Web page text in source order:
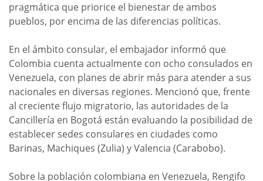
pragmática que priorice el bienestar de ambos
pueblos, por encima de las diferencias políticas.
En el ámbito consular, el embajador informó que
Colombia cuenta actualmente con ocho consulados en
Venezuela, con planes de abrir más para atender a sus
nacionales en diversas regiones. Mencionó que, frente
al creciente flujo migratorio, las autoridades de la
Cancillería en Bogotá están evaluando la posibilidad de
establecer sedes consulares en ciudades como
Barinas, Machiques (Zulia) y Valencia (Carabobo).
Sobre la población colombiana en Venezuela, Rengifo